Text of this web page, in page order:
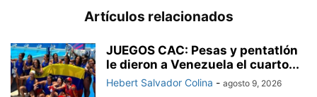
Artículos relacionados
JUEGOS CAC: Pesas y pentatlón
le dieron a Venezuela el cuarto...
Hebert Salvador Colina - agosto 9, 2026